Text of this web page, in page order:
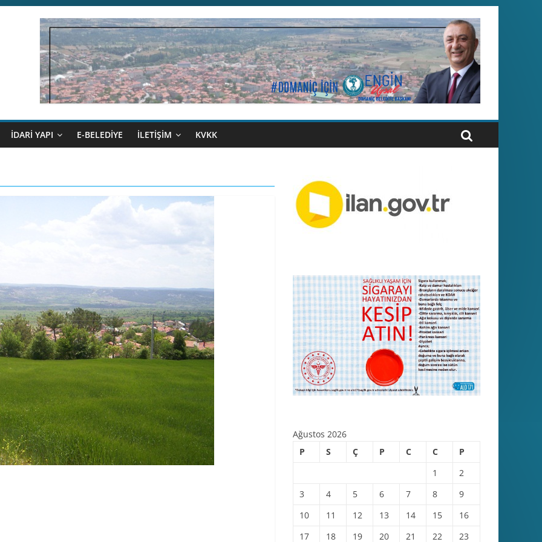
İDARİ YAPI E-BELEDİYE İLETİŞİM KVKK
Ağustos 2026
P
S Ç P C C
P
1
2
3
4 5 6 7 8
9
10
11 12 13 14 15
16
17
18 19 20 21 22 23